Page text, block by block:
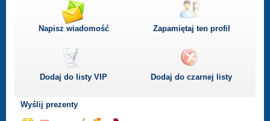
Napisz wiadomość Zapamiętaj ten profil
Dodaj do listyVIP Dodaj do czarnej listy
Wyślij prezenty